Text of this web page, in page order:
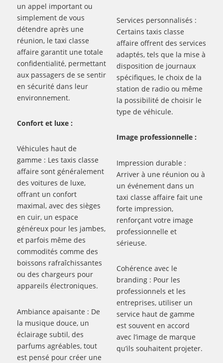
un appel important ou
simplement de vous
détendre après une
réunion, le taxi classe
affaire garantit une totale
confidentialité, permettant
aux passagers de se sentir
en sécurité dans leur
environnement.
Confort et luxe :
Véhicules haut de
gamme : Les taxis classe
affaire sont généralement
des voitures de luxe,
offrant un confort
maximal, avec des sièges
en cuir, un espace
généreux pour les jambes,
et parfois même des
commodités comme des
boissons rafraîchissantes
ou des chargeurs pour
appareils électroniques.
Ambiance apaisante : De
la musique douce, un
éclairage subtil, des
parfums agréables, tout
est pensé pour créer une
Services personnalisés :
Certains taxis classe
affaire offrent des services
adaptés, tels que la mise à
disposition de journaux
spécifiques, le choix de la
station de radio ou même
la possibilité de choisir le
type de véhicule.
Image professionnelle :
Impression durable :
Arriver à une réunion ou à
un événement dans un
taxi classe affaire fait une
forte impression,
renforçant votre image
professionnelle et
sérieuse.
Cohérence avec le
branding : Pour les
professionnels et les
entreprises, utiliser un
service haut de gamme
est souvent en accord
avec l’image de marque
qu’ils souhaitent projeter.